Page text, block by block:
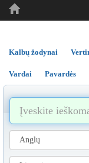
Kalbų žodynai
Vardai Pavardės